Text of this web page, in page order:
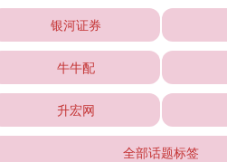
银河证券
牛牛配
升宏网
全部话题标签